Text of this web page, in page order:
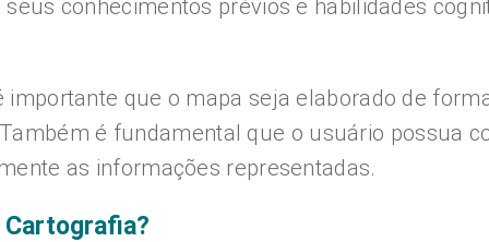
conhecimentos prévios e habilidades
que o mapa seja elaborado de
é fundamental que o usuário possua
as informações representadas.
Cartografia?